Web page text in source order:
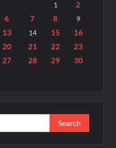
1 2
6 7 8 9
13 14 15
16
20 21 22
23
27 28 29 30
Search
for: